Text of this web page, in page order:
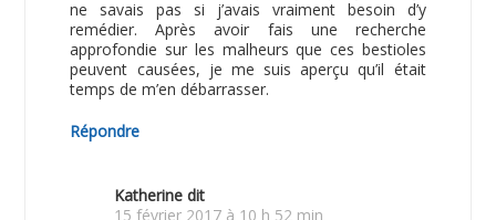
ne savais pas si j’avais vraiment besoin d’y
remédier. Après avoir fais une recherche
approfondie sur les malheurs que ces bestioles
peuvent causées, je me suis aperçu qu’il était
temps de m’en débarrasser.
Répondre
Katherine dit
15 février 2017 à 10 h 52 min